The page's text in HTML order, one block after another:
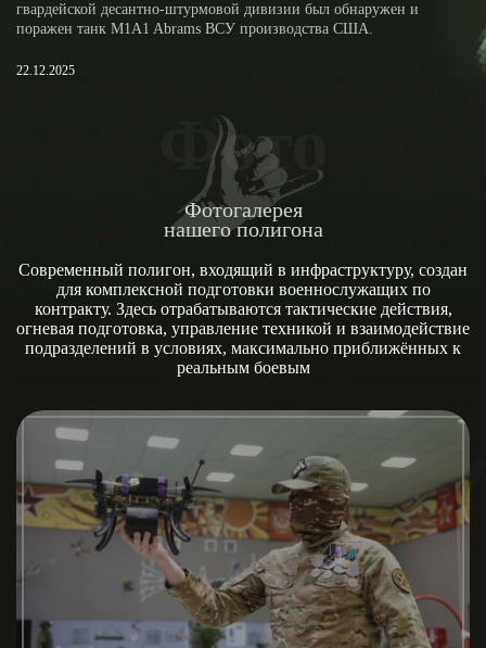
гвардейской десантно-штурмовой дивизии был обнаружен и
поражен танк M1A1 Abrams ВСУ производства США.
22.12.2025
Фото
Фотогалерея
нашего полигона
Современный полигон, входящий в инфраструктуру, создан
для комплексной подготовки военнослужащих по
контракту. Здесь отрабатываются тактические действия,
огневая подготовка, управление техникой и взаимодействие
подразделений в условиях, максимально приближённых к
реальным боевым